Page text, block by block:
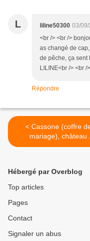
L liline50300 03/
<br /> <br />
as changé de
de pêche, ça sent
LILINE<br /> <br /
Répondre
< Cassone (coffre de
mariage), château
d'Ecouen
Hébergé par Overblog
Top articles
Pages
Contact
Signaler un abus